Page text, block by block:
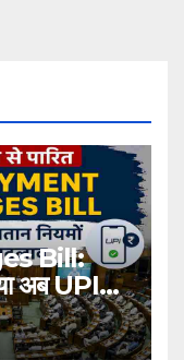
Bill:
अब UPI